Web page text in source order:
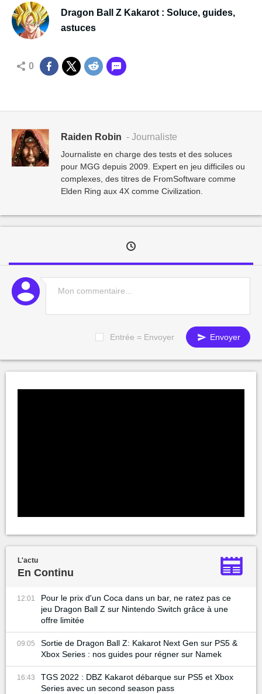
Dragon Ball Z Kakarot : Soluce, guides,
astuces
0
Raiden Robin - Journaliste
Journaliste en charge des tests et des soluces
pour MGG depuis 2009. Expert en jeu difficiles ou
complexes, des titres de FromSoftware comme
Elden Ring aux 4X comme Civilization.
Entrée = Envoyer Envoyer
L'actu
En Continu
12:01
Pour le prix d'un Coca dans un bar, ne ratez pas ce
jeu Dragon Ball Z sur Nintendo Switch grâce à une
offre limitée
09:05
Sortie de Dragon Ball Z: Kakarot Next Gen sur PS5 &
Xbox Series : nos guides pour régner sur Namek
16:43
TGS 2022 : DBZ Kakarot débarque sur PS5 et Xbox
Series avec un second season pass